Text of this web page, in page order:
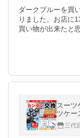
ダークブルーを買
りました。お店に
買い物が出来たと
スーツ
ツケー
理 交
三代